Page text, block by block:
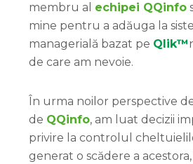
membru al echipei QQinfo
mine pentru a adăuga la
managerială bazat pe Qlik™
de care am nevoie.
În urma noilor perspective
de QQinfo, am luat decizii
privire la controlul
generat o scădere a